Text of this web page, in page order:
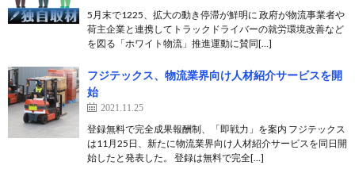
5月末で1225、拡大の動き停滞が鮮明に 政府が物流事業者や
荷主企業と連携してトラックドライバーの就労環境改善など
を図る「ホワイト物流」推進運動に賛同[…]
フジテックス、物流業界向け人材紹介サービスを開
始
2021.11.25
登録無料で完全成果報酬制、「即戦力」を案内 フジテックス
は11月25日、新たに物流業界向け人材紹介サービスを同日開
始したと発表した。 登録は無料で完全[…]